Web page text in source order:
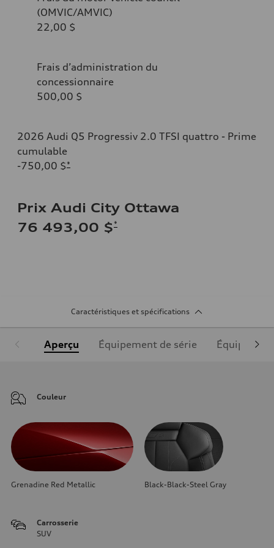
(OMVIC/AMVIC)
22,00 $
Frais d’administration du
concessionnaire
500,00 $
2026 Audi Q5 Progressiv 2.0 TFSI quattro - Prime
cumulable
-750,00 $*
Prix Audi City Ottawa
76 493,00 $*
Caractéristiques et spécifications
Aperçu Équipement de série
Couleur
Grenadine Red Metallic Black-Black-Steel Gray
Carrosserie
SUV